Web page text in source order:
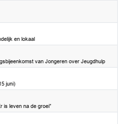
en lokaal
van Jongeren over Jeugdhulp
juni)
is leven na de groei”